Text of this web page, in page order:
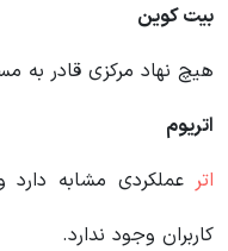
بیت کوین
هیچ نهاد مرکزی قادر به
اتریوم
اتر عملکردی مشابه دارد
کاربران وجود ندارد.